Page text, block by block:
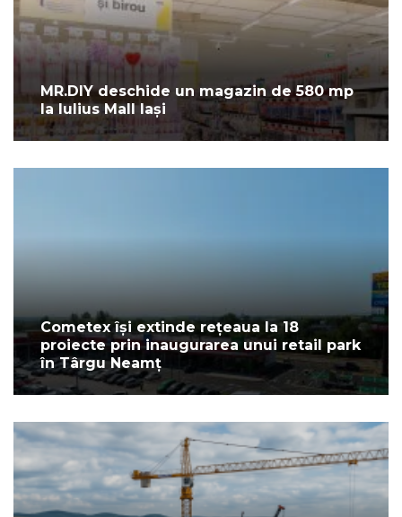
MR.DIY deschide un magazin de 580 mp
la Iulius Mall Iași
Cometex își extinde rețeaua la 18
proiecte prin inaugurarea unui retail park
în Târgu Neamț